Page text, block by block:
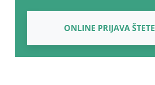
ONLINE PRIJAVA ŠTETE